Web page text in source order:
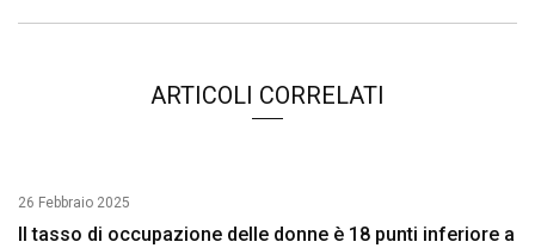
ARTICOLI CORRELATI
26 Febbraio 2025
Il tasso di occupazione delle donne è 18 punti inferiore a